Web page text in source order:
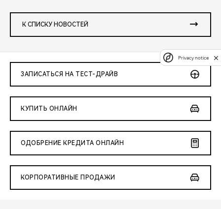
К СПИСКУ НОВОСТЕЙ
ЗАПИСАТЬСЯ НА ТЕСТ-ДРАЙВ
КУПИТЬ ОНЛАЙН
ОДОБРЕНИЕ КРЕДИТА ОНЛАЙН
КОРПОРАТИВНЫЕ ПРОДАЖИ
Privacy notice